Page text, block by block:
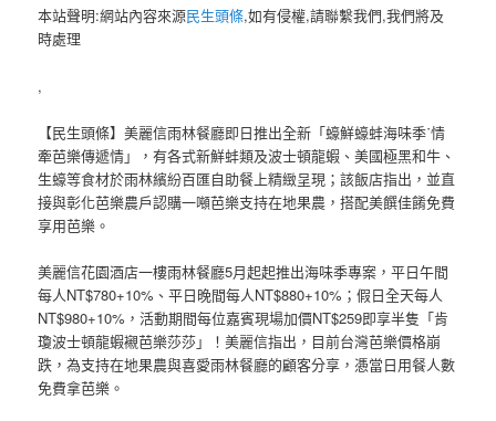
本站聲明:網站內容來源民生頭條,如有侵權,請聯繫我們,我們將及
時處理
,
【民生頭條】美麗信雨林餐廳即日推出全新「蠔鮮蠔蚌海味季˙情
牽芭樂傳遞情」，有各式新鮮蚌類及波士頓龍蝦、美國極黑和牛、
生蠔等食材於雨林繽紛百匯自助餐上精緻呈現；該飯店指出，並直
接與彰化芭樂農戶認購一噸芭樂支持在地果農，搭配美饌佳餚免費
享用芭樂。
美麗信花園酒店一樓雨林餐廳5月起起推出海味季專案，平日午間
每人NT$780+10%、平日晚間每人NT$880+10%；假日全天每人
NT$980+10%，活動期間每位嘉賓現場加價NT$259即享半隻「肯
瓊波士頓龍蝦襯芭樂莎莎」！美麗信指出，目前台灣芭樂價格崩
跌，為支持在地果農與喜愛雨林餐廳的顧客分享，慿當日用餐人數
免費拿芭樂。